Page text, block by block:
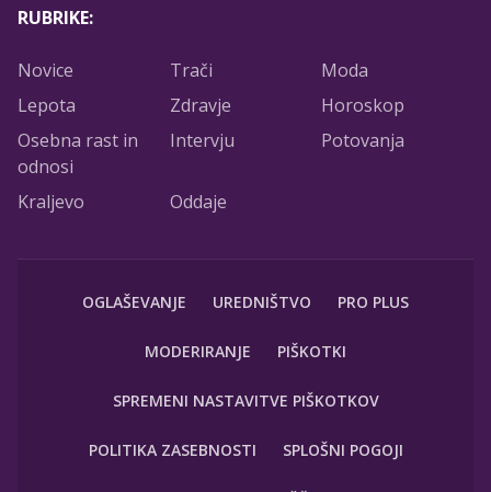
RUBRIKE:
Novice Trači
Moda
Lepota
Zdravje
Horoskop
Osebna rast in
odnosi
Intervju Potovanja
Kraljevo Oddaje
OGLAŠEVANJE UREDNIŠTVO PRO PLUS
MODERIRANJE PIŠKOTKI
SPREMENI NASTAVITVE PIŠKOTKOV
POLITIKA ZASEBNOSTI SPLOŠNI POGOJI